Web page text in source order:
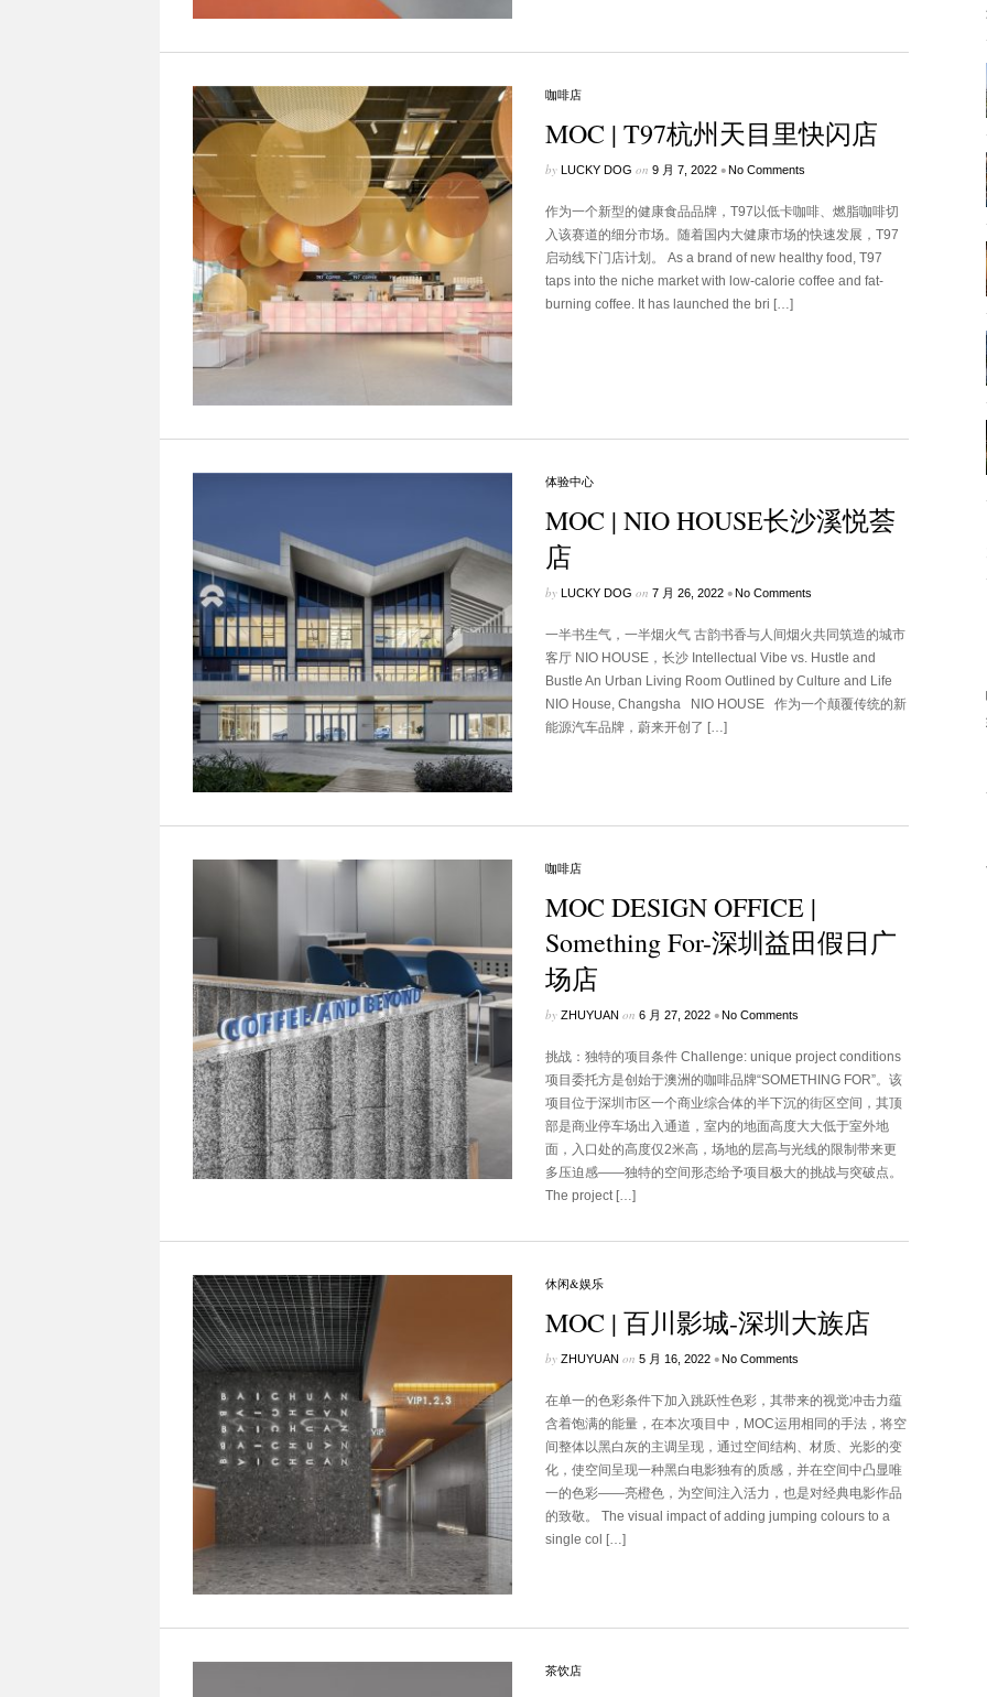
咖啡店
MOC | T97杭州天目里快闪店
by LUCKY DOG on 9 月 7, 2022 •No Comments
作为一个新型的健康食品品牌，T97以低卡咖啡、燃脂咖啡切
入该赛道的细分市场。随着国内大健康市场的快速发展，T97
启动线下门店计划。 As a brand of new healthy food, T97
taps into the niche market with low-calorie coffee and fat-
burning coffee. It has launched the bri […]
体验中心
MOC | NIO HOUSE长沙溪悦荟
店
by LUCKY DOG on 7 月 26, 2022 •No Comments
一半书生气，一半烟火气 古韵书香与人间烟火共同筑造的城市
客厅 NIO HOUSE，长沙 Intellectual Vibe vs. Hustle and
Bustle An Urban Living Room Outlined by Culture and Life
NIO House, Changsha NIO HOUSE 作为一个颠覆传统的新
能源汽车品牌，蔚来开创了 […]
咖啡店
MOC DESIGN OFFICE |
Something For-深圳益田假日广
场店
by ZHUYUAN on 6 月 27, 2022 •No Comments
挑战：独特的项目条件 Challenge: unique project conditions
项目委托方是创始于澳洲的咖啡品牌“SOMETHING FOR”。该
项目位于深圳市区一个商业综合体的半下沉的街区空间，其顶
部是商业停车场出入通道，室内的地面高度大大低于室外地
面，入口处的高度仅2米高，场地的层高与光线的限制带来更
多压迫感——独特的空间形态给予项目极大的挑战与突破点。
The project […]
休闲&娱乐
MOC | 百川影城-深圳大族店
by ZHUYUAN on 5 月 16, 2022 •No Comments
在单一的色彩条件下加入跳跃性色彩，其带来的视觉冲击力蕴
含着饱满的能量，在本次项目中，MOC运用相同的手法，将空
间整体以黑白灰的主调呈现，通过空间结构、材质、光影的变
化，使空间呈现一种黑白电影独有的质感，并在空间中凸显唯
一的色彩——亮橙色，为空间注入活力，也是对经典电影作品
的致敬。 The visual impact of adding jumping colours to a
single col […]
茶饮店